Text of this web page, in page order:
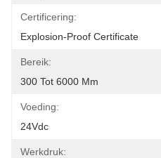
Certificering:
Explosion-Proof Certificate
Bereik:
300 Tot 6000 Mm
Voeding:
24Vdc
Werkdruk: